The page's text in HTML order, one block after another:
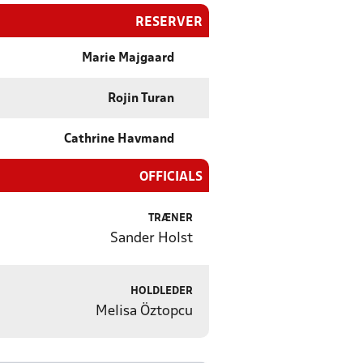
RESERVER
Marie Majgaard
Rojin Turan
Cathrine Havmand
OFFICIALS
TRÆNER
Sander Holst
HOLDLEDER
Melisa Öztopcu